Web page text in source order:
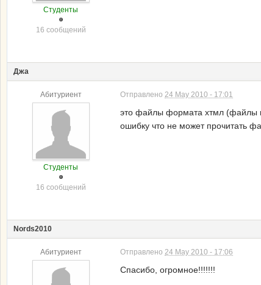
Студенты
16 сообщений
Джа
Абитуриент
Студенты
16 сообщений
Отправлено 24 May 2010 - 17:01
это файлы формата хтмл (файлы
ошибку что не может прочитать
Nords2010
Абитуриент Отправлено 24 May 2010 - 17:06
Спасибо, огромное!!!!!!!